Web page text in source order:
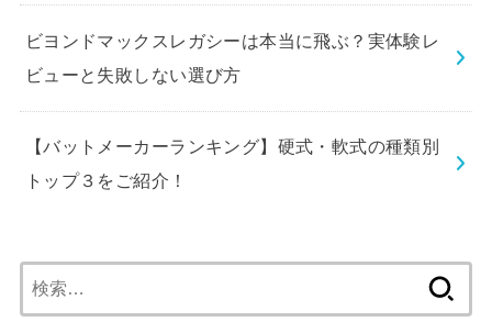
ビヨンドマックスレガシーは本当に飛ぶ？実体験レ
ビューと失敗しない選び方
【バットメーカーランキング】硬式・軟式の種類別
トップ３をご紹介！
索: